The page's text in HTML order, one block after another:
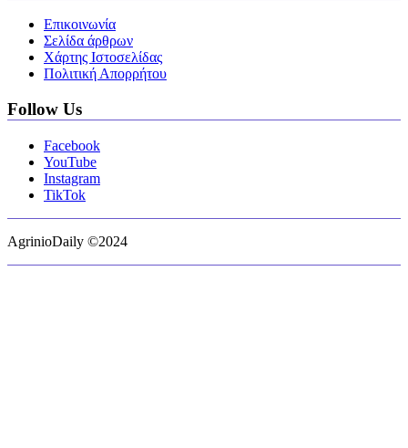
Επικοινωνία
Σελίδα άρθρων
Χάρτης Ιστοσελίδας
Πολιτική Απορρήτου
Follow Us
Facebook
YouTube
Instagram
TikTok
AgrinioDaily ©2024